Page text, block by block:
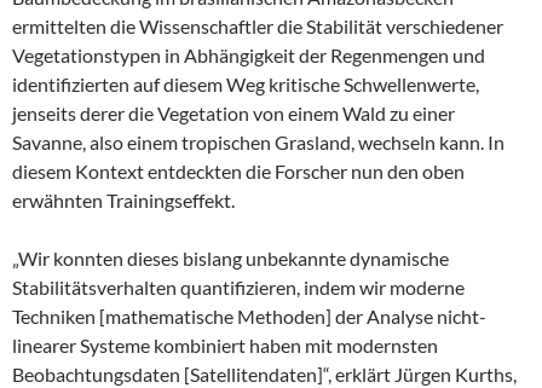
ermittelten die Wissenschaftler die Stabilität verschiedener
Vegetationstypen in Abhängigkeit der Regenmengen und
identifizierten auf diesem Weg kritische Schwellenwerte,
jenseits derer die Vegetation von einem Wald zu einer
Savanne, also einem tropischen Grasland, wechseln kann. In
diesem Kontext entdeckten die Forscher nun den oben
erwähnten Trainingseffekt.
„Wir konnten dieses bislang unbekannte dynamische
Stabilitätsverhalten quantifizieren, indem wir moderne
Techniken [mathematische Methoden] der Analyse nicht-
linearer Systeme kombiniert haben mit modernsten
Beobachtungsdaten [Satellitendaten]“, erklärt Jürgen Kurths,